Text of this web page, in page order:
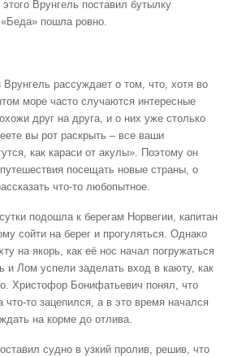
Врунгель поставил бутылку
пошла ровно.
Врунгель рассуждает о том, что, хотя во
море часто случаются интересные
друг на друга, и о них уже столько
вы рот раскрыть – все ваши
как караси от акулы». Поэтому он
посещать новые страны, о
что-то любопытное.
подошла к берегам Норвегии, капитан
сойти на берег и прогуляться. Однако
на якорь, как её нос начал погружаться
и Лом успели заделать вход в каюту, как
Христофор Бонифатьевич понял, что
что-то зацепился, а в это время начался
на корме до отлива.
судно в узкий пролив, решив, что